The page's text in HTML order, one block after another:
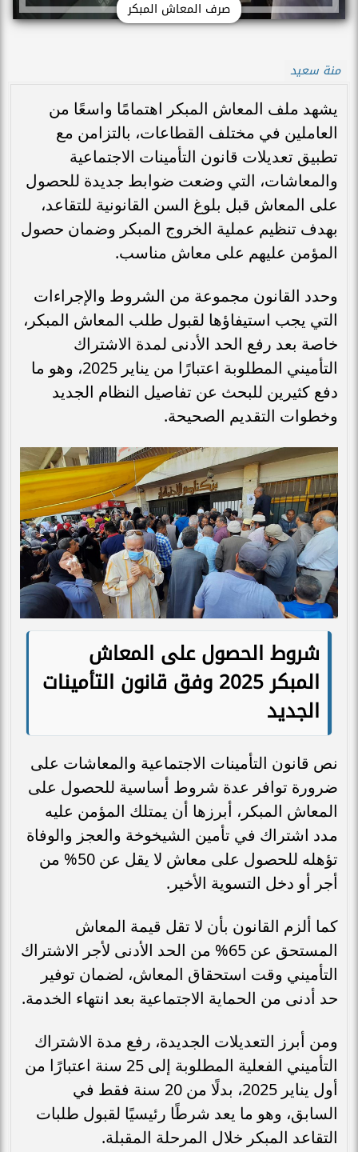
صرف المعاش المبكر
منة سعيد
يشهد ملف المعاش المبكر اهتمامًا واسعًا من
العاملين في مختلف القطاعات، بالتزامن مع
تطبيق تعديلات قانون التأمينات الاجتماعية
والمعاشات، التي وضعت ضوابط جديدة للحصول
على المعاش قبل بلوغ السن القانونية للتقاعد،
بهدف تنظيم عملية الخروج المبكر وضمان حصول
المؤمن عليهم على معاش مناسب.
وحدد القانون مجموعة من الشروط والإجراءات
التي يجب استيفاؤها لقبول طلب المعاش المبكر،
خاصة بعد رفع الحد الأدنى لمدة الاشتراك
التأميني المطلوبة اعتبارًا من يناير 2025، وهو ما
دفع كثيرين للبحث عن تفاصيل النظام الجديد
وخطوات التقديم الصحيحة.
شروط الحصول على المعاش
المبكر 2025 وفق قانون التأمينات
الجديد
نص قانون التأمينات الاجتماعية والمعاشات على
ضرورة توافر عدة شروط أساسية للحصول على
المعاش المبكر، أبرزها أن يمتلك المؤمن عليه
مدد اشتراك في تأمين الشيخوخة والعجز والوفاة
تؤهله للحصول على معاش لا يقل عن 50% من
أجر أو دخل التسوية الأخير.
كما ألزم القانون بأن لا تقل قيمة المعاش
المستحق عن 65% من الحد الأدنى لأجر الاشتراك
التأميني وقت استحقاق المعاش، لضمان توفير
حد أدنى من الحماية الاجتماعية بعد انتهاء الخدمة.
ومن أبرز التعديلات الجديدة، رفع مدة الاشتراك
التأميني الفعلية المطلوبة إلى 25 سنة اعتبارًا من
أول يناير 2025، بدلًا من 20 سنة فقط في
السابق، وهو ما يعد شرطًا رئيسيًا لقبول طلبات
التقاعد المبكر خلال المرحلة المقبلة.